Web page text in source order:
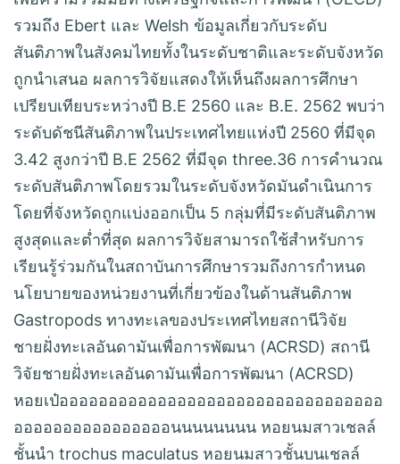
รวมถึง Ebert และ Welsh ข้อมูลเกี่ยวกับระดับ
สันติภาพในสังคมไทยทั้งในระดับชาติและระดับจังหวัด
ถูกนำเสนอ ผลการวิจัยแสดงให้เห็นถึงผลการศึกษา
เปรียบเทียบระหว่างปี B.E 2560 และ B.E. 2562 พบว่า
ระดับดัชนีสันติภาพในประเทศไทยแห่งปี 2560 ที่มีจุด
3.42 สูงกว่าปี B.E 2562 ที่มีจุด three.36 การคำนวณ
ระดับสันติภาพโดยรวมในระดับจังหวัดมันดำเนินการ
โดยที่จังหวัดถูกแบ่งออกเป็น 5 กลุ่มที่มีระดับสันติภาพ
สูงสุดและต่ำที่สุด ผลการวิจัยสามารถใช้สำหรับการ
เรียนรู้ร่วมกันในสถาบันการศึกษารวมถึงการกำหนด
นโยบายของหน่วยงานที่เกี่ยวข้องในด้านสันติภาพ
Gastropods ทางทะเลของประเทศไทยสถานีวิจัย
ชายฝั่งทะเลอันดามันเพื่อการพัฒนา (ACRSD) สถานี
วิจัยชายฝั่งทะเลอันดามันเพื่อการพัฒนา (ACRSD)
หอยเป๋อออออออออออออออออออออออออออออออออ
ออออออออออออออออนนนนนนนน หอยนมสาวเชลล์
ชั้นนำ trochus maculatus หอยนมสาวชั้นบนเชลล์